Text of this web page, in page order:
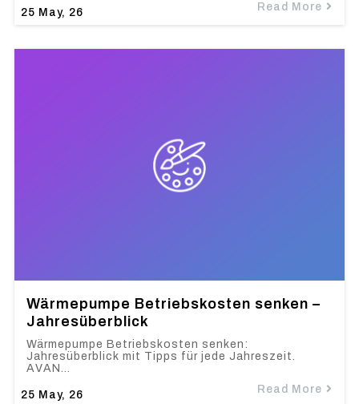
25 May, 26
Read More
Wärmepumpe Betriebskosten senken –
Jahresüberblick
25 May, 26
Wärmepumpe Betriebskosten senken:
Jahresüberblick mit Tipps für jede Jahreszeit.
AVAN…
Read More